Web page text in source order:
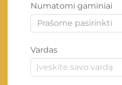
Numatomi gaminiai
Prašome pasirinkti
Vardas